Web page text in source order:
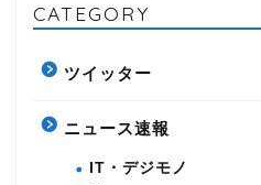
CATEGORY
ツイッター
ニュース速報
IT・デジモノ